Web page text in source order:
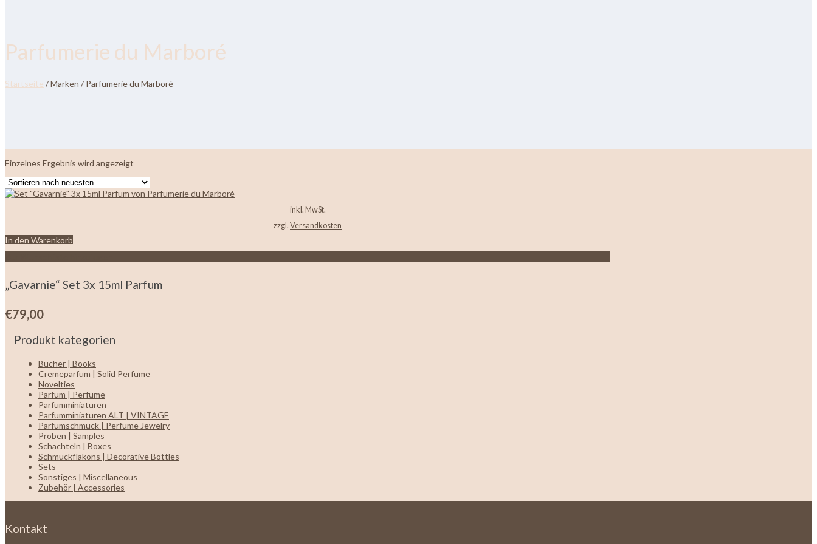
Parfumerie du Marboré
Startseite / Marken / Parfumerie du Marboré
Einzelnes Ergebnis wird angezeigt
inkl. MwSt.
zzgl. Versandkosten
In den Warenkorb
„Gavarnie“ Set 3x 15ml Parfum
€79,00
Produkt kategorien
Bücher | Books
Cremeparfum | Solid Perfume
Novelties
Parfum | Perfume
Parfumminiaturen
Parfumminiaturen ALT | VINTAGE
Parfumschmuck | Perfume Jewelry
Proben | Samples
Schachteln | Boxes
Schmuckflakons | Decorative Bottles
Sets
Sonstiges | Miscellaneous
Zubehör | Accessories
Kontakt